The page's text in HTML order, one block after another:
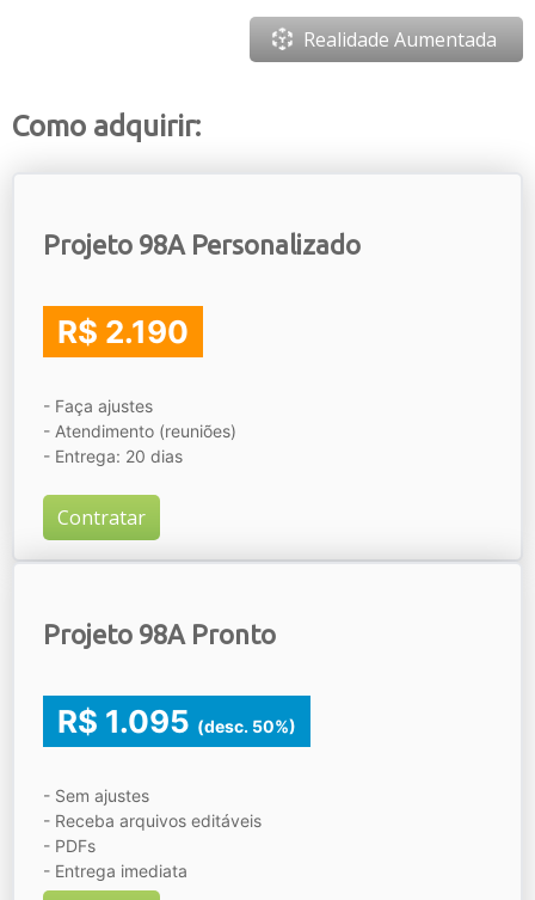
Realidade Aumentada
Como adquirir:
Projeto 98A Personalizado
R$ 2.190
- Faça ajustes
- Atendimento (reuniões)
- Entrega: 20 dias
Contratar
Projeto 98A Pronto
R$ 1.095 (desc. 50%)
- Sem ajustes
- Receba arquivos editáveis
- PDFs
- Entrega imediata